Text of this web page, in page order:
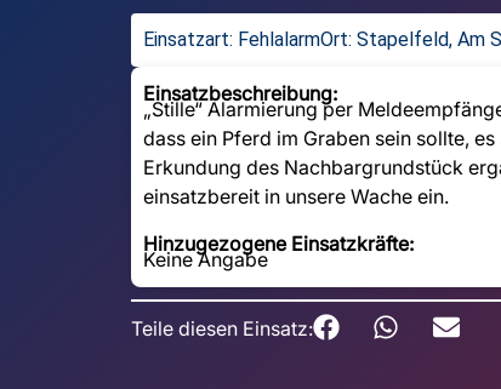
Einsatzart: FehlalarmOrt: Stapelfeld, Am
Einsatzbeschreibung:
„Stille“ Alarmierung per
dass ein Pferd im Graben sein sollte,
Erkundung des Nachbargrundstück
einsatzbereit in unsere Wache ein.
Hinzugezogene Einsatzkräfte:
Keine Angabe
Teile diesen Einsatz: